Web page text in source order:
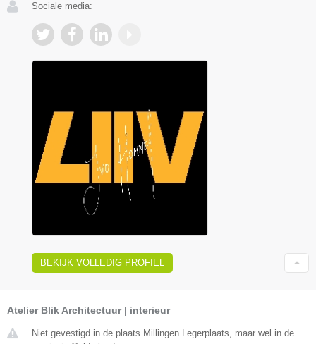
Sociale media:
BEKIJK VOLLEDIG PROFIEL
Atelier Blik Architectuur | interieur
Niet gevestigd in de plaats Millingen Legerplaats, maar wel in de